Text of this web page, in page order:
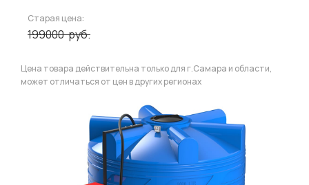
Старая цена:
199000руб.
Цена товара действительна только для г.Самара и области,
может отличаться от цен в других регионах